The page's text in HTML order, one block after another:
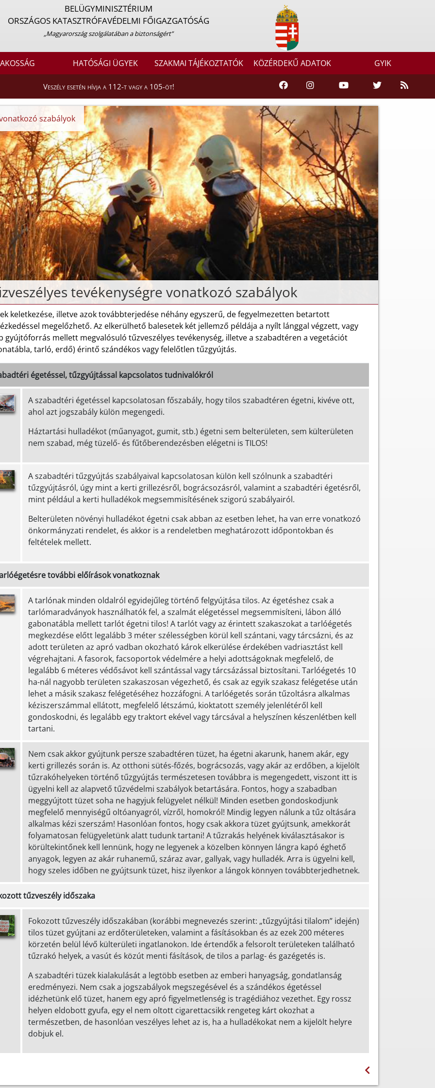
BELÜGYMINISZTÉRIUM
ORSZÁGOS KATASZTRÓFAVÉDELMI FŐIGAZGATÓSÁG
„Magyarország szolgálatában a biztonságért”
HATÓSÁGI ÜGYEK SZAKMAI TÁJÉKOZTATÓK KÖZÉRDEKŰ ADATOK GYIK
Veszély esetén hívja a 112-t vagy a 105-öt!
szabályok
tevékenységre vonatkozó szabályok
keletkezése, illetve azok továbbterjedése néhány egyszerű, de fegyelmezetten betartott
megelőzhető. Az elkerülhető balesetek két jellemző példája a nyílt lánggal végzett, vagy
gyújtóforrás mellett megvalósuló tűzveszélyes tevékenység, illetve a szabadtéren a vegetációt
tarló, erdő) érintő szándékos vagy felelőtlen tűzgyújtás.
égetéssel, tűzgyújtással kapcsolatos tudnivalókról
A szabadtéri égetéssel kapcsolatosan főszabály, hogy tilos szabadtéren égetni, kivéve ott,
ahol azt jogszabály külön megengedi.
Háztartási hulladékot (műanyagot, gumit, stb.) égetni sem belterületen, sem külterületen
nem szabad, még tüzelő- és fűtőberendezésben elégetni is TILOS!
A szabadtéri tűzgyújtás szabályaival kapcsolatosan külön kell szólnunk a szabadtéri
tűzgyújtásról, úgy mint a kerti grillezésről, bográcsozásról, valamint a szabadtéri égetésről,
mint például a kerti hulladékok megsemmisítésének szigorú szabályairól.
Belterületen növényi hulladékot égetni csak abban az esetben lehet, ha van erre vonatkozó
önkormányzati rendelet, és akkor is a rendeletben meghatározott időpontokban és
feltételek mellett.
további előírások vonatkoznak
A tarlónak minden oldalról egyidejűleg történő felgyújtása tilos. Az égetéshez csak a
tarlómaradványok használhatók fel, a szalmát elégetéssel megsemmisíteni, lábon álló
gabonatábla mellett tarlót égetni tilos! A tarlót vagy az érintett szakaszokat a tarlóégetés
megkezdése előtt legalább 3 méter szélességben körül kell szántani, vagy tárcsázni, és az
adott területen az apró vadban okozható károk elkerülése érdekében vadriasztást kell
végrehajtani. A fasorok, facsoportok védelmére a helyi adottságoknak megfelelő, de
legalább 6 méteres védősávot kell szántással vagy tárcsázással biztosítani. Tarlóégetés 10
ha-nál nagyobb területen szakaszosan végezhető, és csak az egyik szakasz felégetése után
lehet a másik szakasz felégetéséhez hozzáfogni. A tarlóégetés során tűzoltásra alkalmas
kéziszerszámmal ellátott, megfelelő létszámú, kioktatott személy jelenlétéről kell
gondoskodni, és legalább egy traktort ekével vagy tárcsával a helyszínen készenlétben kell
tartani.
Nem csak akkor gyújtunk persze szabadtéren tüzet, ha égetni akarunk, hanem akár, egy
kerti grillezés során is. Az otthoni sütés-főzés, bográcsozás, vagy akár az erdőben, a kijelölt
tűzrakóhelyeken történő tűzgyújtás természetesen továbbra is megengedett, viszont itt is
ügyelni kell az alapvető tűzvédelmi szabályok betartására. Fontos, hogy a szabadban
meggyújtott tüzet soha ne hagyjuk felügyelet nélkül! Minden esetben gondoskodjunk
megfelelő mennyiségű oltóanyagról, vízről, homokról! Mindig legyen nálunk a tűz oltására
alkalmas kézi szerszám! Hasonlóan fontos, hogy csak akkora tüzet gyújtsunk, amekkorát
folyamatosan felügyeletünk alatt tudunk tartani! A tűzrakás helyének kiválasztásakor is
körültekintőnek kell lennünk, hogy ne legyenek a közelben könnyen lángra kapó éghető
anyagok, legyen az akár ruhanemű, száraz avar, gallyak, vagy hulladék. Arra is ügyelni kell,
hogy szeles időben ne gyújtsunk tüzet, hisz ilyenkor a lángok könnyen továbbterjedhetnek.
tűzveszély időszaka
Fokozott tűzveszély időszakában (korábbi megnevezés szerint: „tűzgyújtási tilalom” idején)
tilos tüzet gyújtani az erdőterületeken, valamint a fásításokban és az ezek 200 méteres
körzetén belül lévő külterületi ingatlanokon. Ide értendők a felsorolt területeken található
tűzrakó helyek, a vasút és közút menti fásítások, de tilos a parlag- és gazégetés is.
A szabadtéri tüzek kialakulását a legtöbb esetben az emberi hanyagság, gondatlanság
eredményezi. Nem csak a jogszabályok megszegésével és a szándékos égetéssel
idézhetünk elő tüzet, hanem egy apró figyelmetlenség is tragédiához vezethet. Egy rossz
helyen eldobott gyufa, egy el nem oltott cigarettacsikk rengeteg kárt okozhat a
természetben, de hasonlóan veszélyes lehet az is, ha a hulladékokat nem a kijelölt helyre
dobjuk el.